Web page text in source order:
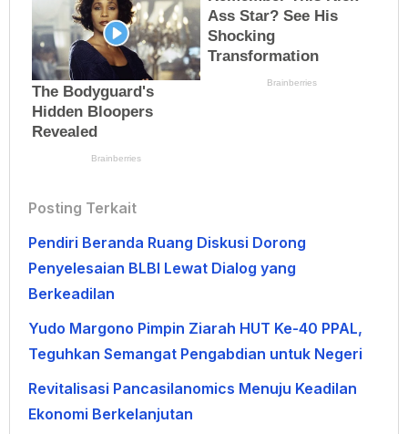
Posting Terkait
Pendiri Beranda Ruang Diskusi Dorong
Penyelesaian BLBI Lewat Dialog yang
Berkeadilan
Yudo Margono Pimpin Ziarah HUT Ke-40 PPAL,
Teguhkan Semangat Pengabdian untuk Negeri
Revitalisasi Pancasilanomics Menuju Keadilan
Ekonomi Berkelanjutan